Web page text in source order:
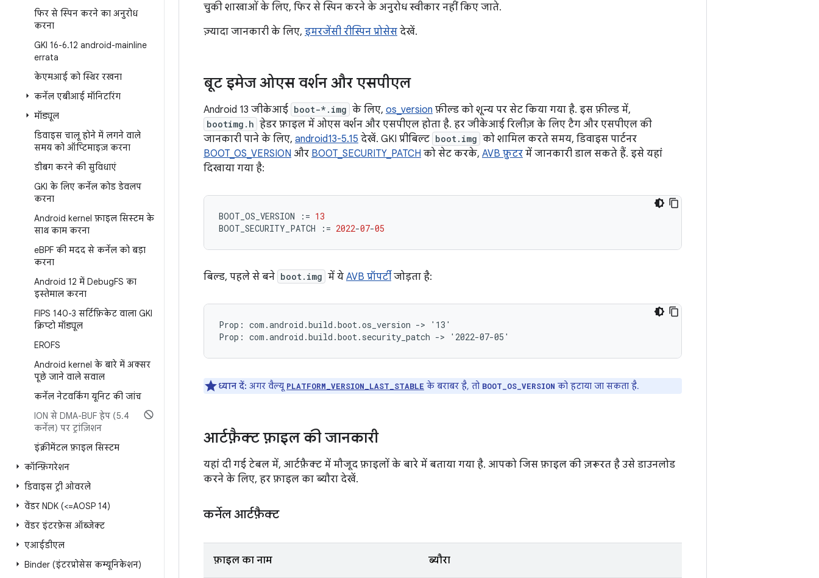
फिर से स्पिन करने का अनुरोध
करना
GKI 16-6.12 android-mainline
errata
केएमआई को स्थिर रखना
कर्नेल एबीआई मॉनिटरिंग
मॉड्यूल
डिवाइस चालू होने में लगने वाले
समय को ऑप्टिमाइज़ करना
डीबग करने की सुविधाएं
GKI के लिए कर्नेल कोड डेवलप
करना
Android kernel फ़ाइल सिस्टम के
साथ काम करना
eBPF की मदद से कर्नेल को बड़ा
करना
Android 12 में DebugFS का
इस्तेमाल करना
FIPS 140-3 सर्टिफ़िकेट वाला GKI
क्रिप्टो मॉड्यूल
EROFS
Android kernel के बारे में अक्सर
पूछे जाने वाले सवाल
कर्नेल नेटवर्किंग यूनिट की जांच
ION से DMA-BUF हेप (5.4
कर्नेल) पर ट्रांज़िशन
इंक्रीमेंटल फ़ाइल सिस्टम
कॉन्फ़िगरेशन
डिवाइस ट्री ओवरले
वेंडर NDK (<=AOSP 14)
वेंडर इंटरफ़ेस ऑब्जेक्ट
एआईडीएल
Binder (इंटरप्रोसेस कम्यूनिकेशन)
चुकी शाखाओं के लिए, फिर से स्पिन करने के अनुरोध स्वीकार नहीं किए जाते.
ज़्यादा जानकारी के लिए, इमरजेंसी रीस्पिन प्रोसेस देखें.
बूट इमेज ओएस वर्शन और एसपीएल
Android 13 जीकेआई boot-*.img के लिए, os_version फ़ील्ड को शून्य पर सेट किया गया है. इस फ़ील्ड में,
bootimg.h हेडर फ़ाइल में ओएस वर्शन और एसपीएल होता है. हर जीकेआई रिलीज़ के लिए टैग और एसपीएल की
जानकारी पाने के लिए, android13-5.15 देखें. GKI प्रीबिल्ट boot.img को शामिल करते समय, डिवाइस पार्टनर
BOOT_OS_VERSION और BOOT_SECURITY_PATCH को सेट करके, AVB फ़ुटर में जानकारी डाल सकते हैं. इसे यहां
दिखाया गया है:
BOOT_OS_VERSION := 13
BOOT_SECURITY_PATCH
:= 2022-07-05
बिल्ड, पहले से बने boot.img में ये AVB प्रॉपर्टी जोड़ता है:
Prop: com.android.build.boot.os_version -> '13'
ध्यान दें: अगर वैल्यू PLATFORM_VERSION_LAST_STABLE के बराबर है, तो BOOT_OS_VERSION को हटाया जा सकता है.
आर्टफ़ैक्ट फ़ाइल की जानकारी
यहां दी गई टेबल में, आर्टफ़ैक्ट में मौजूद फ़ाइलों के बारे में बताया गया है. आपको जिस फ़ाइल की ज़रूरत है उसे डाउनलोड
करने के लिए, हर फ़ाइल का ब्यौरा देखें.
कर्नेल आर्टफ़ैक्ट
फ़ाइल का नाम ब्यौरा